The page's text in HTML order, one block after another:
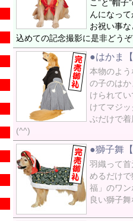
こ”と“帽
んになっ
お祝い事
込めての記念撮影に是非どうぞ
●はかま
本物のよ
の子のは
けられて
けてマジ
ぶだけで
(^^)
●獅子舞
羽織って首
めるだけ
福」のワ
良い獅子